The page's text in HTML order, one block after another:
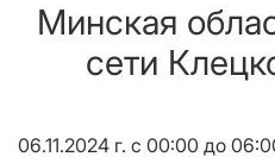
Минская
сети
06.11.2024 г. с 00:00 до